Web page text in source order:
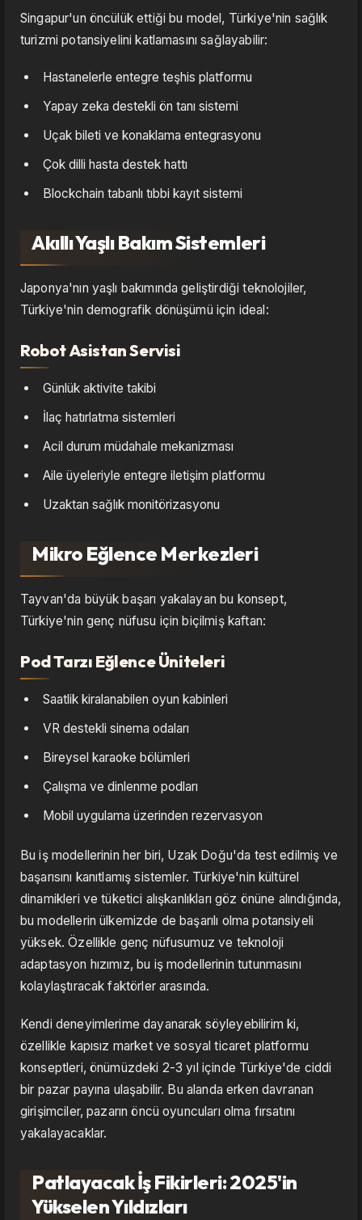
Singapur'un öncülük ettiği bu model, Türkiye'nin sağlık
turizmi potansiyelini katlamasını sağlayabilir:
Hastanelerle entegre teşhis platformu
Yapay zeka destekli ön tanı sistemi
Uçak bileti ve konaklama entegrasyonu
Çok dilli hasta destek hattı
Blockchain tabanlı tıbbi kayıt sistemi
Akıllı Yaşlı Bakım Sistemleri
Japonya'nın yaşlı bakımında geliştirdiği teknolojiler,
Türkiye'nin demografik dönüşümü için ideal:
Robot Asistan Servisi
Günlük aktivite takibi
İlaç hatırlatma sistemleri
Acil durum müdahale mekanizması
Aile üyeleriyle entegre iletişim platformu
Uzaktan sağlık monitörizasyonu
Mikro Eğlence Merkezleri
Tayvan'da büyük başarı yakalayan bu konsept,
Türkiye'nin genç nüfusu için biçilmiş kaftan:
Pod Tarzı Eğlence Üniteleri
Saatlik kiralanabilen oyun kabinleri
VR destekli sinema odaları
Bireysel karaoke bölümleri
Çalışma ve dinlenme podları
Mobil uygulama üzerinden rezervasyon
Bu iş modellerinin her biri, Uzak Doğu'da test edilmiş ve
başarısını kanıtlamış sistemler. Türkiye'nin kültürel
dinamikleri ve tüketici alışkanlıkları göz önüne alındığında,
bu modellerin ülkemizde de başarılı olma potansiyeli
yüksek. Özellikle genç nüfusumuz ve teknoloji
adaptasyon hızımız, bu iş modellerinin tutunmasını
kolaylaştıracak faktörler arasında.
Kendi deneyimlerime dayanarak söyleyebilirim ki,
özellikle kapısız market ve sosyal ticaret platformu
konseptleri, önümüzdeki 2-3 yıl içinde Türkiye'de ciddi
bir pazar payına ulaşabilir. Bu alanda erken davranan
girişimciler, pazarın öncü oyuncuları olma fırsatını
yakalayacaklar.
Patlayacak İş Fikirleri: 2025'in
Yükselen Yıldızları